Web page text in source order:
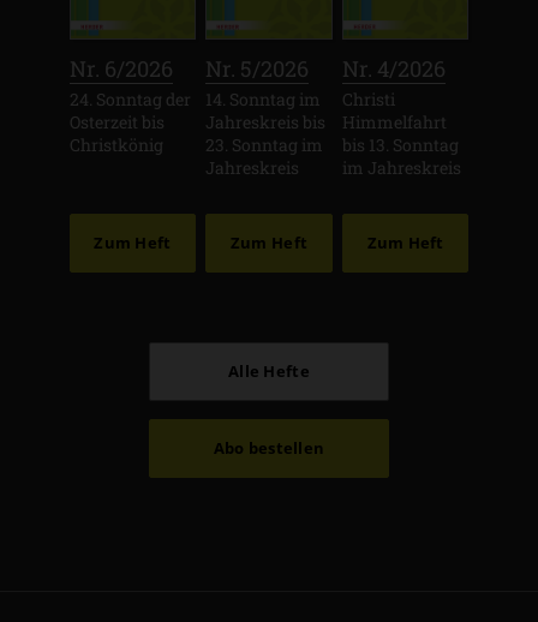
Nr. 6/2026
24. Sonntag der
Osterzeit bis
Christkönig
Zum Heft
Nr. 5/2026
14. Sonntag im
Jahreskreis bis
23. Sonntag im
Jahreskreis
Zum Heft
Nr. 4/2026
Christi
Himmelfahrt
bis 13. Sonntag
im Jahreskreis
Zum Heft
Alle Hefte
Abo bestellen